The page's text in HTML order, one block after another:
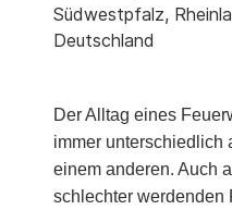
Südwestpfalz,
Deutschland
Der Alltag eines
immer unterschiedlich
einem anderen. Auch
schlechter werdenden